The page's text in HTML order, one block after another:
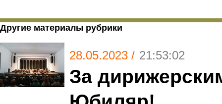
Другие материалы рубрики
28.05.2023 / 21:53:02
За